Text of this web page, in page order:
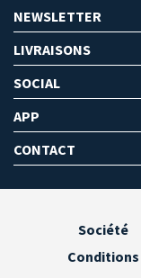
NEWSLETTER
LIVRAISONS
SOCIAL
APP
CONTACT
Société